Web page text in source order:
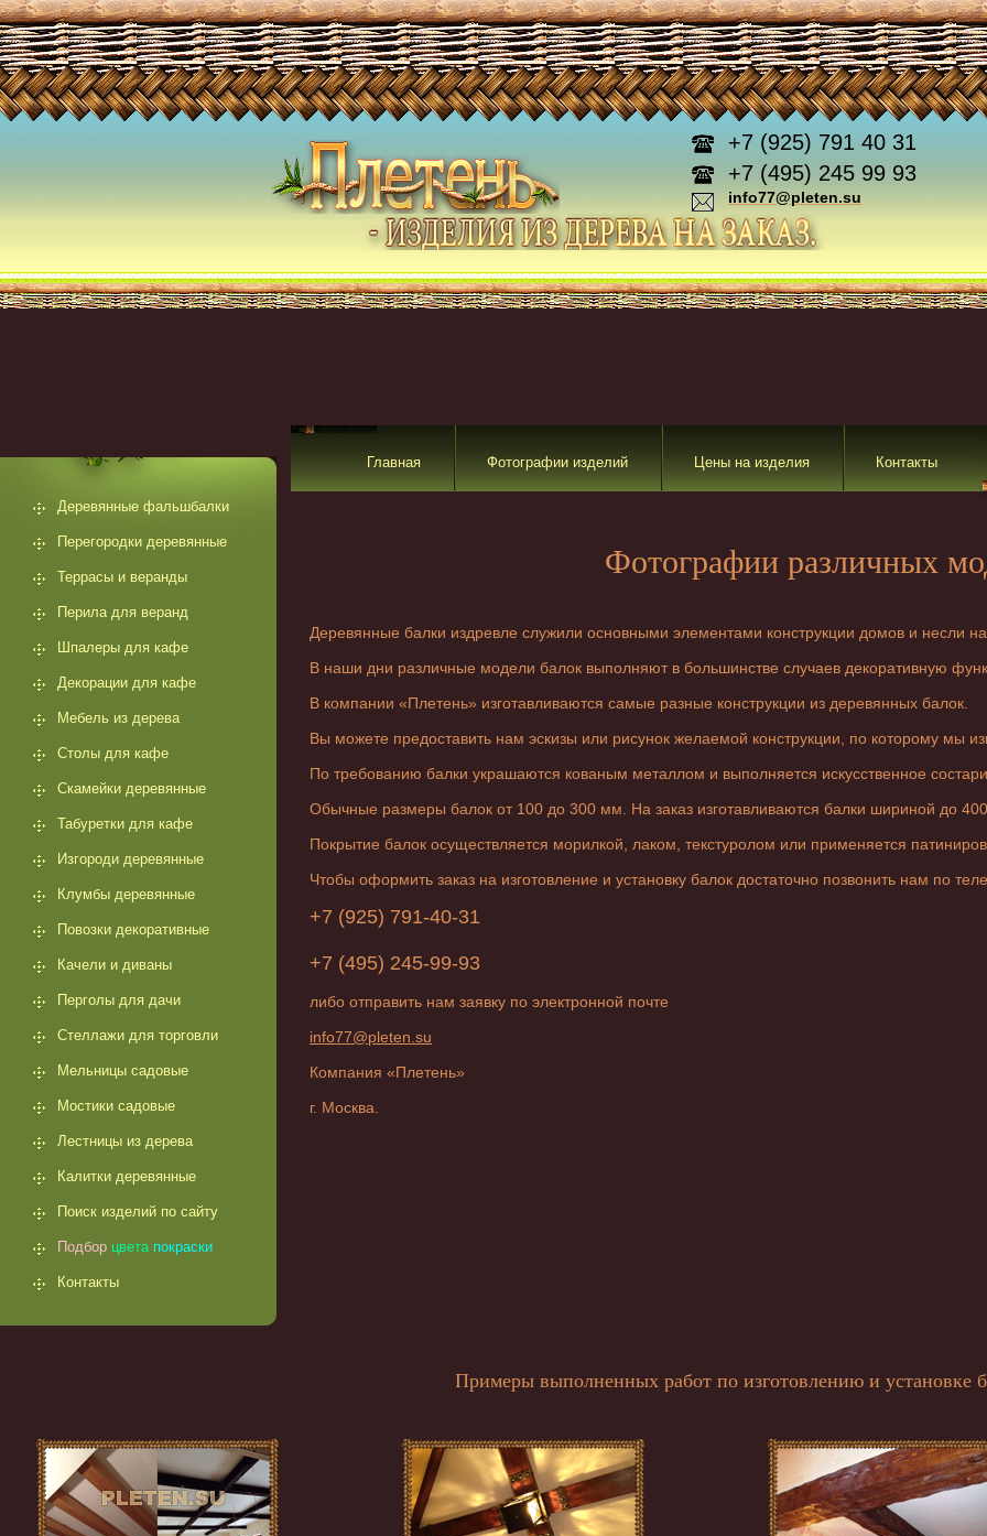
+7 (925) 791 40 31
+7 (495) 245 99 93
info77@pleten.su
Деревянные фальшбалки
Перегородки деревянные
Террасы и веранды
Перила для веранд
Шпалеры для кафе
Декорации для кафе
Мебель из дерева
Столы для кафе
Скамейки деревянные
Табуретки для кафе
Изгороди деревянные
Клумбы деревянные
Повозки декоративные
Качели и диваны
Перголы для дачи
Стеллажи для торговли
Мельницы садовые
Мостики садовые
Лестницы из дерева
Калитки деревянные
Поиск изделий по сайту
Подбор цвета покраски
Контакты
Главная Фотографии изделий Цены на изделия Контакты
Фотографии различных
Деревянные балки издревле служили основными элементами конструкции домов и несли
В наши дни различные модели балок выполняют в большинстве случаев декоративную
В компании «Плетень» изготавливаются самые разные конструкции из деревянных балок.
Вы можете предоставить нам эскизы или рисунок желаемой конструкции, по которому мы
По требованию балки украшаются кованым металлом и выполняется искусственное
Обычные размеры балок от 100 до 300 мм. На заказ изготавливаются балки шириной до
Покрытие балок осуществляется морилкой, лаком, текстуролом или применяется
Чтобы оформить заказ на изготовление и установку балок достаточно позвонить нам по
+7 (925) 791-40-31
+7 (495) 245-99-93
либо отправить нам заявку по электронной почте
info77@pleten.su
Компания «Плетень»
г. Москва.
Примеры выполненных работ по изготовлению и установке